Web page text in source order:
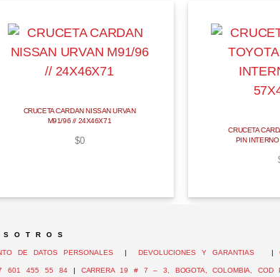
CRUCETA CARDAN NISSAN URVAN
M91/96 // 24X46X71
$0
CRUCETA
PIN
O T R O S
DE DATOS PERSONALES |DEVOLUCIONES Y GARANTIAS |
601 455 55 84| CARRERA 19 # 7 – 3, BOGOTA, COLOMBIA, COD